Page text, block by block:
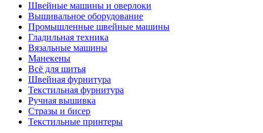
Швейные машины и оверлоки
Вышивальное оборудование
Промышленные швейные машины
Гладильная техника
Вязальные машины
Манекены
Всё для шитья
Швейная фурнитура
Текстильная фурнитура
Ручная вышивка
Стразы и бисер
Текстильные принтеры